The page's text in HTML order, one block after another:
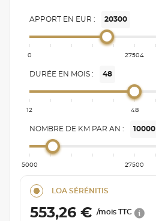
APPORT EN EUR : 20300
0 27504
DURÉE EN MOIS : 48
12 48
NOMBRE DE KM PAR AN : 10000
5000 27500
LOA SÉRÉNITIS
553,26 €/mois TTC